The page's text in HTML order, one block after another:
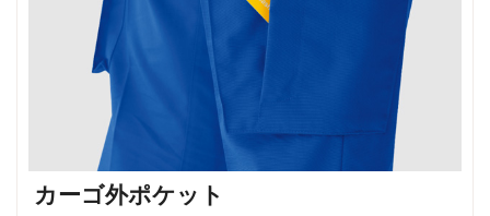
カーゴ外ポケット